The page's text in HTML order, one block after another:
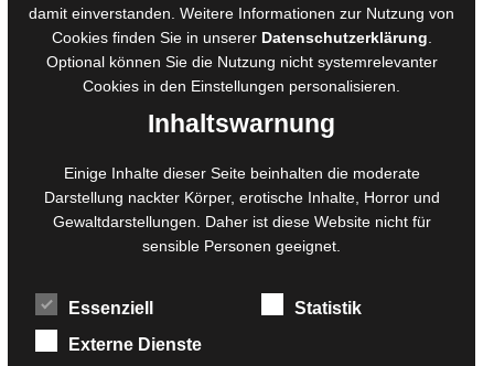
Ausschreibungen
Belegexemplare
Eigenbedarfsexemplare
Foto- und Bildbearbeitung
Fotorestauration
Creative Artwork
MPS Fotografie
WordPress Support
damit einverstanden. Weitere Informationen zur Nutzung von
Cookies finden Sie in unserer Datenschutzerklärung
Optional können Sie die Nutzung nicht systemrelevanter
Cookies in den Einstellungen personalisieren.
Inhaltswarnung
Einige Inhalte dieser Seite beinhalten die moderate
Darstellung nackter Körper, erotische Inhalte, Horror und
Gewaltdarstellungen. Daher ist diese Website nicht für
sensible Personen geeignet.
Essenziell
Statistik
Externe Dienste